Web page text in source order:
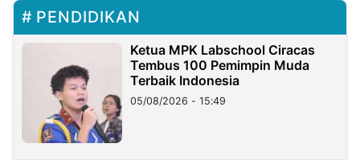
PENDIDIKAN
Ketua MPK Labschool Ciracas
Tembus 100 Pemimpin Muda
Terbaik Indonesia
05/08/2026 - 15:49